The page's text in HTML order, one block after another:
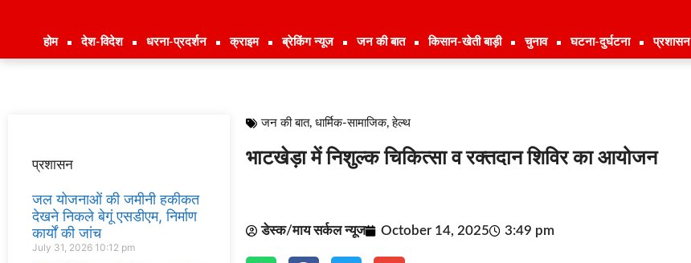
होम देश-विदेश धरना-प्रदर्शन क्राइम ब्रेकिंग न्यूज जन की बात किसान-खेती बाड़ी चुनाव घटना-दुर्घटना प्रशासन
प्रशासन
जल योजनाओं की जमीनी हकीकत
देखने निकले बेगूं एसडीएम, निर्माण
कार्यों की जांच
July 31, 2026 10:12 pm
जन की बात, धार्मिक-सामाजिक,हेल्थ
भाटखेड़ा में निशुल्क चिकित्सा व रक्तदान शिविर का आयोजन
डेस्क/माय सर्कल न्यूज October 14, 2025 3:49 pm